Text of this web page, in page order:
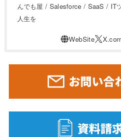
んでも屋 / Salesforce / SaaS / IT
人生を